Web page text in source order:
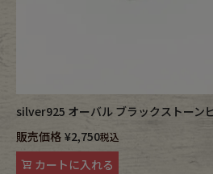
silver925 オーバル ブラックストーン
販売価格 ¥2,750税込
カートに入れる